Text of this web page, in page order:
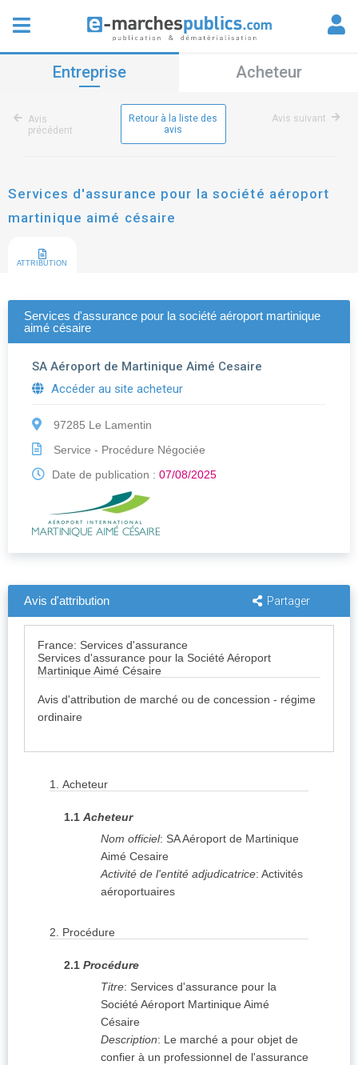
Entreprise Acheteur
Avis
précédent
Retour à la liste des
avis
Avis suivant
Services d'assurance pour la société aéroport
martinique aimé césaire
ATTRIBUTION
Services d'assurance pour la société aéroport martinique
aimé césaire
SA Aéroport de Martinique Aimé Cesaire
Accéder au site acheteur
97285 Le Lamentin
Service - Procédure Négociée
Date de publication : 07/08/2025
Avis d'attribution Partager
France: Services d'assurance
Services d'assurance pour la Société Aéroport
Martinique Aimé Césaire
Avis d'attribution de marché ou de concession - régime
ordinaire
1. Acheteur
1.1 Acheteur
Nom officiel: SA Aéroport de Martinique
Aimé Cesaire
Activité de l'entité adjudicatrice: Activités
aéroportuaires
2. Procédure
2.1 Procédure
Titre: Services d'assurance pour la
Société Aéroport Martinique Aimé
Césaire
Description: Le marché a pour objet de
confier à un professionnel de l'assurance